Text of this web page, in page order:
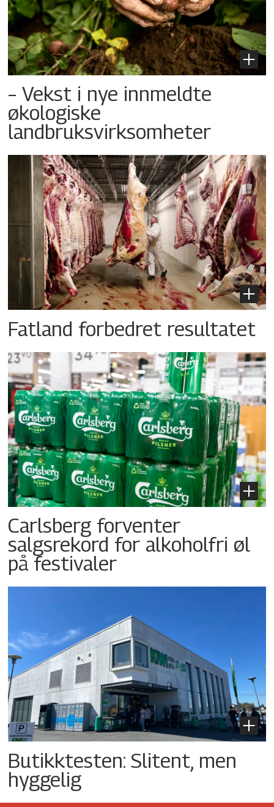
– Vekst i nye innmeldte
økologiske
landbruksvirksomheter
Fatland forbedret resultatet
Carlsberg forventer
salgsrekord for alkoholfri øl
på festivaler
Butikktesten: Slitent, men
hyggelig